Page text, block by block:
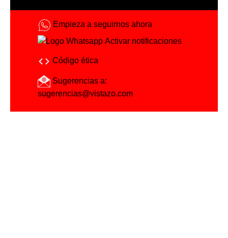
Empieza a seguirnos ahora
Activar notificaciones
Código ética
Sugerencias a:
sugerencias@vistazo.com